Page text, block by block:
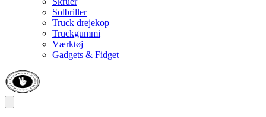
Solbriller
Truck drejekop
Truckgummi
Værktøj
Gadgets & Fidget